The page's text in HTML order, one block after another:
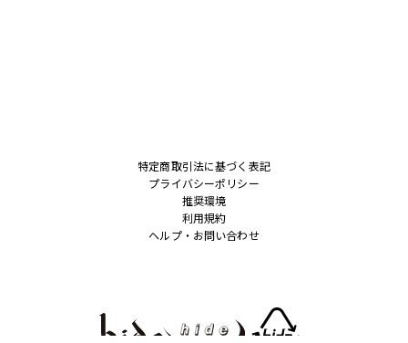
特定商取引法に基づく表記
プライバシーポリシー
推奨環境
利用規約
ヘルプ・お問い合わせ